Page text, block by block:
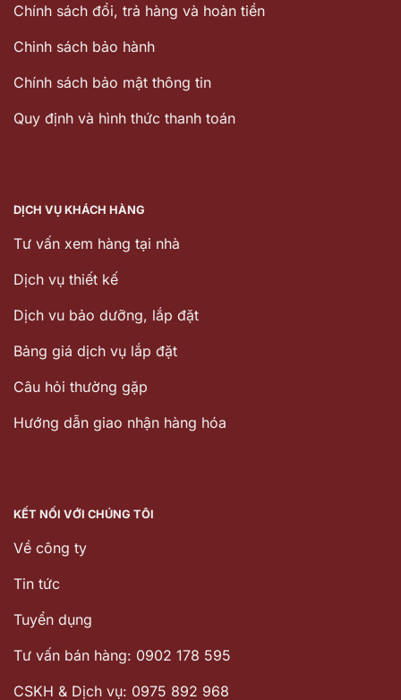
Chính sách đổi, trả hàng và hoàn tiền
Chinh sách bảo hành
Chính sách bảo mật thông tin
Quy định và hình thức thanh toán
DỊCH VỤ KHÁCH HÀNG
Tư vấn xem hàng tại nhà
Dịch vụ thiết kế
Dịch vu bảo dưỡng, lắp đặt
Bảng giá dịch vụ lắp đặt
Câu hỏi thường gặp
Hướng dẫn giao nhận hàng hóa
KẾT NỐI VỚI CHÚNG TÔI
Về công ty
Tin tức
Tuyển dụng
Tư vấn bán hàng: 0902 178 595
CSKH & Dịch vụ: 0975 892 968